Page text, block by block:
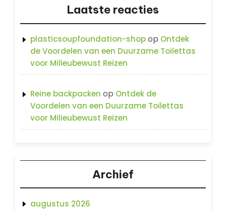
Laatste reacties
plasticsoupfoundation-shopop Ontdek
de Voordelen van een Duurzame Toilettas
voor Milieubewust Reizen
Reine backpacken op Ontdek de
Voordelen van een Duurzame Toilettas
voor Milieubewust Reizen
Archief
augustus 2026